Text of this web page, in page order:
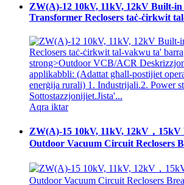
ZW(A)-12 10kV, 11kV, 12kV Built-
Transformer Reclosers taċ-ċirkwit
strong>Outdoor VCB/ACR
applikabbli: (Adattat għall-postijiet
enerġija rurali) 1. Industrijali.2. Power
Sottostazzjonijiet.Jista'...
Aqra iktar
ZW(A)-15 10kV, 11kV, 12kV，
Outdoor Vacuum Circuit Reclosers